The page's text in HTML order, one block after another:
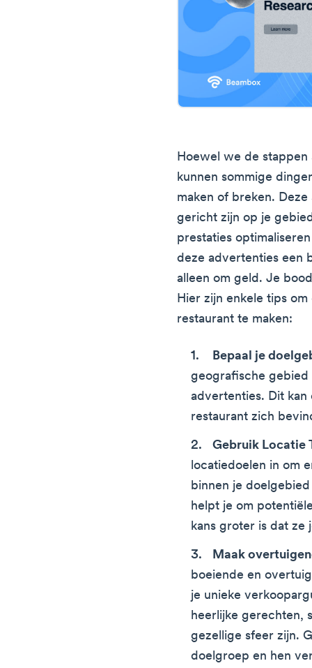
Hoewel we de
kunnen sommige
maken of breken.
gericht zijn op je
prestaties
deze advertenties een
alleen om geld. Je
Hier zijn enkele tips
restaurant te maken:
Bepaal je
geografische
advertenties. Dit
restaurant zich
Gebruik Locatie
locatiedoelen in om
binnen je
helpt je om
kans groter is dat ze
Maak
boeiende en
je unieke
heerlijke gerechten,
gezellige sfeer zijn.
doelgroep en hen